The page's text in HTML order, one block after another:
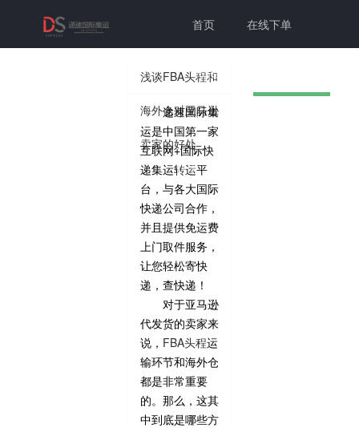
首页 在线下单
联系我们
个人中心
切换为老
版本
浅谈FBA头程和
海外仓对亚马逊
卖家的好处
递速国际集
运是中国第一家
互联网+国际快
递集运转运平
台，与各大国际
快递公司合作，
并且提供免运费
上门取件服务，
让您轻松寄快
递，查快递！
对于亚马逊
代发货的卖家来
说， FBA头程运
输环节和海外仓
都是非常重要
的。那么，这其
中到底是哪些方